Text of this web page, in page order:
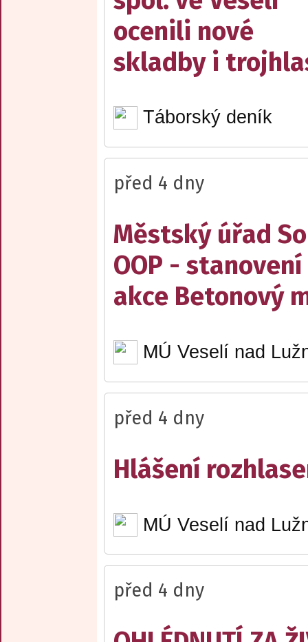
ocenili nové
skladby i
Táborský deník
před 4 dny
Městský úřad
OOP -
akce Betonový
MÚ Veselí nad
před 4 dny
Hlášení
MÚ Veselí nad
před 4 dny